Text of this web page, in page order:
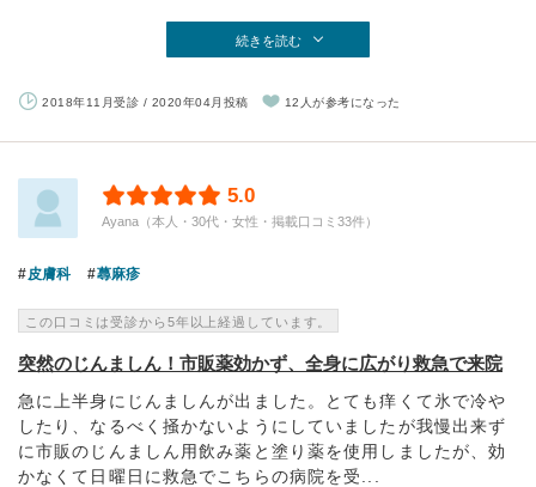
続きを読む
2018年11月受診 / 2020年04月投稿 12人が参考になった
5.0
Ayana（本人・30代・女性・掲載口コミ33件）
皮膚科 蕁麻疹
この口コミは受診から5年以上経過しています。
突然のじんましん！市販薬効かず、全身に広がり救急で来院
急に上半身にじんましんが出ました。とても痒くて氷で冷や
したり、なるべく掻かないようにしていましたが我慢出来ず
に市販のじんましん用飲み薬と塗り薬を使用しましたが、効
かなくて日曜日に救急でこちらの病院を受...